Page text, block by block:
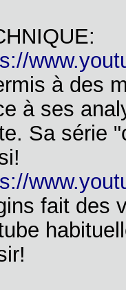
à des
à ses
Sa série
fait des